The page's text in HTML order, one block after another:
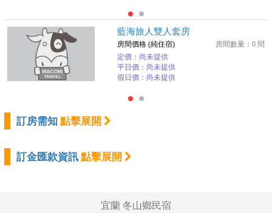
藍海旅人雙人套房
房間數量：0 間
房間價格 (純住宿)
定價：尚未提供
平日價：尚未提供
假日價：尚未提供
訂房需知 點擊展開
訂金匯款資訊 點擊展開
宜蘭 冬山鄉民宿